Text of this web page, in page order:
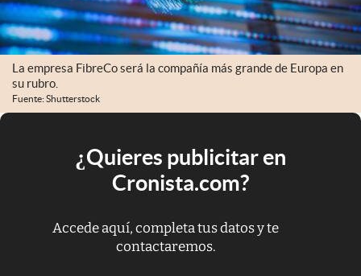
La empresa FibreCo será la compañía más grande de Europa en
su rubro.
Fuente: Shutterstock
¿Quieres publicitar en
Cronista.com?
Accede aquí, completa tus datos y te
contactaremos.